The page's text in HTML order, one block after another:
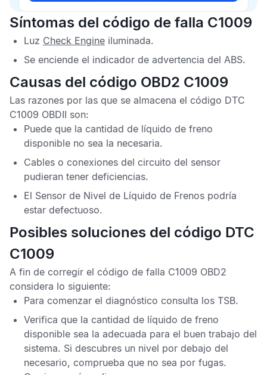
Síntomas del código de falla C1009
Luz Check Engine iluminada.
Se enciende el indicador de advertencia del ABS.
Causas del código OBD2 C1009
Las razones por las que se almacena el código DTC
C1009 OBDII son:
Puede que la cantidad de líquido de freno
disponible no sea la necesaria.
Cables o conexiones del circuito del sensor
pudieran tener deficiencias.
El Sensor de Nivel de Líquido de Frenos podría
estar defectuoso.
Posibles soluciones del código DTC
C1009
A fin de corregir el código de falla C1009 OBD2
considera lo siguiente:
Para comenzar el diagnóstico consulta los TSB.
Verifica que la cantidad de líquido de freno
disponible sea la adecuada para el buen trabajo del
sistema. Si descubres un nivel por debajo del
necesario, comprueba que no sea por fugas.